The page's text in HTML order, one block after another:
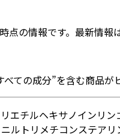
時点の情報です。最新情報
ての成分”を含む商品が
リエチルヘキサノインリン
ルトリメチコンステアリ